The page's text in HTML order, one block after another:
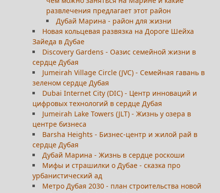
развлечения предлагает этот район
Дубай Марина - район для жизни
Новая кольцевая развязка на Дороге Шейха
Зайеда в Дубае
Discovery Gardens - Оазис семейной жизни в
сердце Дубая
Jumeirah Village Circle (JVC) - Семейная гавань в
зеленом сердце Дубая
Dubai Internet City (DIC) - Центр инноваций и
цифровых технологий в сердце Дубая
Jumeirah Lake Towers (JLT) - Жизнь у озера в
центре бизнеса
Barsha Heights - Бизнес-центр и жилой рай в
сердце Дубая
Дубай Марина - Жизнь в сердце роскоши
Мифы и страшилки о Дубае - сказка про
урбанистический ад
Метро Дубая 2030 - план строительства новой